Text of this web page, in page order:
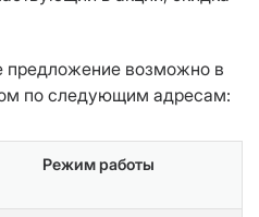
предложение возможно в
по следующим адресам:
Режим работы